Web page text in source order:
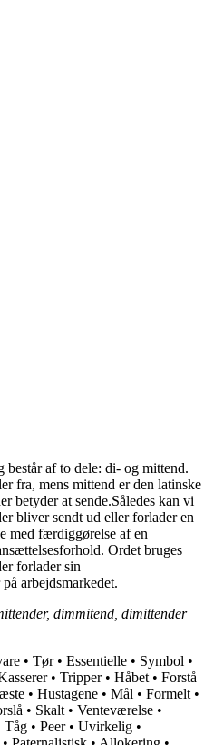
af to dele: di- og mittend.
fra, mens mittend er den latinske
betyder at sende.Således kan vi
bliver sendt ud eller forlader en
med færdiggørelse af en
Ordet bruges
forlader sin
arbejdsmarkedet.
dimmitend, dimittender
• Tør• Essentielle • Symbol •
• Tripper• Håbet • Forstå
• Hustagene • Mål • Formelt •
• Skalt • Venteværelse •
Tåg • Peer• Uvirkelig •